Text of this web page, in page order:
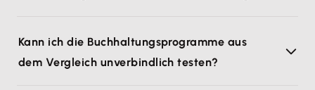
Kann ich die Buchhaltungsprogramme aus
dem Vergleich unverbindlich testen?